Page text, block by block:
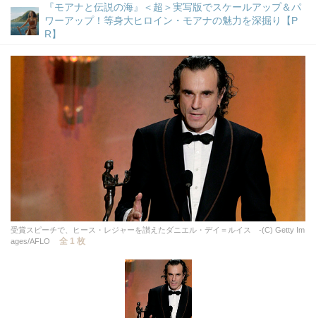
『モアナと伝説の海』＜超＞実写版でスケールアップ＆パ
ワーアップ！等身大ヒロイン・モアナの魅力を深掘り【P
R】
受賞スピーチで、ヒース・レジャーを讃えたダニエル・デイ＝ルイス -(C) Getty Im
ages/AFLO
全 1 枚